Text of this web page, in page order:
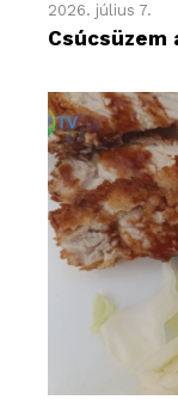
2026. július 7.
Csúcsüzem